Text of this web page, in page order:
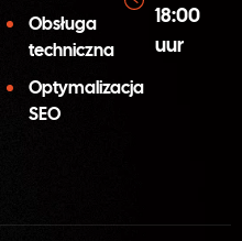
Obsługa
techniczna
Optymalizacja
SEO
18:00
uur